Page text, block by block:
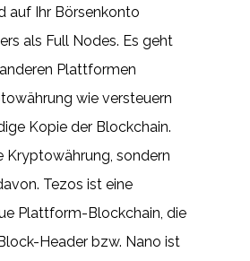
auf Ihr Börsenkonto
als Full Nodes. Es geht
Plattformen
wie versteuern
Kopie der Blockchain.
Kryptowährung, sondern
Tezos ist eine
Plattform-Blockchain, die
Header bzw. Nano ist